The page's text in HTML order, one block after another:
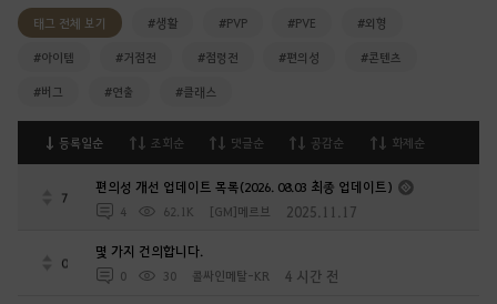
태그 전체 보기 #생활 #PVP #PVE #외형
#아이템 #거점전 #점령전 #편의성 #콘텐츠
#버그 #연출 #클래스
등록일순 조회순 댓글순 공감순 화제순
7
편의성 개선 업데이트 목록(2026. 08.03 최종 업데이트)
4 62.1K [GM]메르브 2025.11.17
0
몇 가지 건의합니다.
0 30 콜싸인메탈-KR 4 시간 전